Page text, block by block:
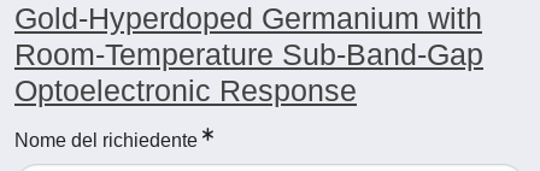
Gold-Hyperdoped Germanium with
Room-Temperature Sub-Band-Gap
Optoelectronic Response
Nome del richiedente